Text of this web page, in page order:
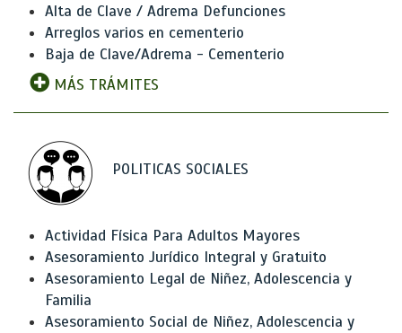
Alta de Clave / Adrema Defunciones
Arreglos varios en cementerio
Baja de Clave/Adrema - Cementerio
MÁS TRÁMITES
POLITICAS SOCIALES
Actividad Física Para Adultos Mayores
Asesoramiento Jurídico Integral y Gratuito
Asesoramiento Legal de Niñez, Adolescencia y
Familia
Asesoramiento Social de Niñez, Adolescencia y